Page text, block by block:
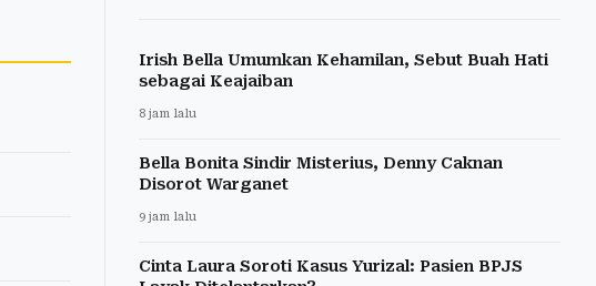
Irish Bella Umumkan Kehamilan, Sebut Buah Hati
sebagai Keajaiban
8 jam lalu
Bella Bonita Sindir Misterius, Denny Caknan
Disorot Warganet
9 jam lalu
Cinta Laura Soroti Kasus Yurizal: Pasien BPJS